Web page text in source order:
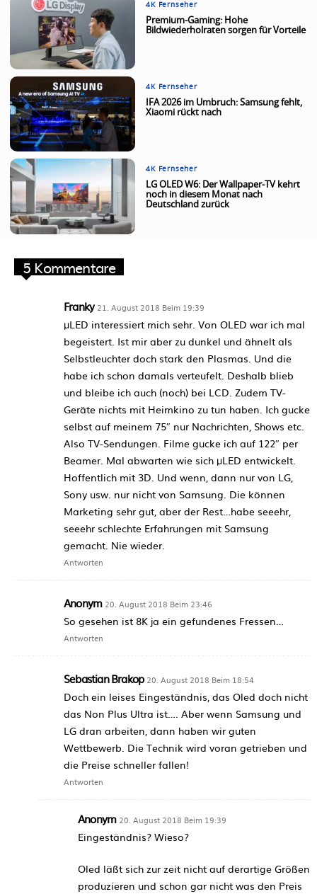
4K Fernseher
Premium-Gaming: Hohe
Bildwiederholraten sorgen für Vorteile
4K Fernseher
IFA 2026 im Umbruch: Samsung fehlt,
Xiaomi rückt nach
4K Fernseher
LG OLED W6: Der Wallpaper-TV kehrt
noch in diesem Monat nach
Deutschland zurück
5 Kommentare
Franky 21. August 2018 Beim 19:39
µLED interessiert mich sehr. Von OLED war ich mal
begeistert. Ist mir aber zu dunkel und ähnelt als
Selbstleuchter doch stark den Plasmas. Und die
habe ich schon damals verteufelt. Deshalb blieb
und bleibe ich auch (noch) bei LCD. Zudem TV-
Geräte nichts mit Heimkino zu tun haben. Ich gucke
selbst auf meinem 75″ nur Nachrichten, Shows etc.
Also TV-Sendungen. Filme gucke ich auf 122″ per
Beamer. Mal abwarten wie sich µLED entwickelt.
Hoffentlich mit 3D. Und wenn, dann nur von LG,
Sony usw. nur nicht von Samsung. Die können
Marketing sehr gut, aber der Rest…habe seeehr,
seeehr schlechte Erfahrungen mit Samsung
gemacht. Nie wieder.
Antworten
Anonym 20. August 2018 Beim 23:46
So gesehen ist 8K ja ein gefundenes Fressen…
Antworten
Sebastian Brakop 20. August 2018 Beim 18:54
Doch ein leises Eingeständnis, das Oled doch nicht
das Non Plus Ultra ist…. Aber wenn Samsung und
LG dran arbeiten, dann haben wir guten
Wettbewerb. Die Technik wird voran getrieben und
die Preise schneller fallen!
Antworten
Anonym 20. August 2018 Beim 19:39
Eingeständnis? Wieso?
Oled läßt sich zur zeit nicht auf derartige Größen
produzieren und schon gar nicht was den Preis